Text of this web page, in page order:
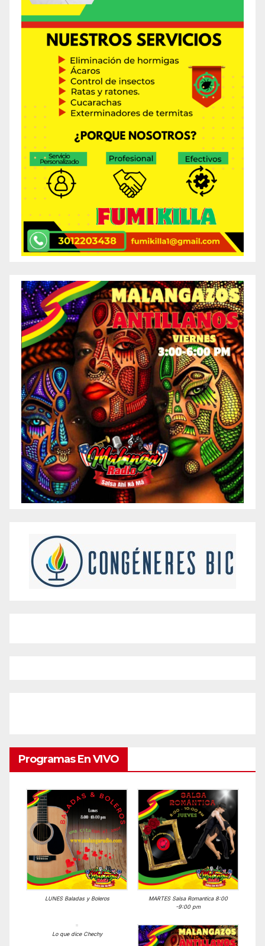
Programas En VIVO
LUNES Baladas y Boleros
MARTES Salsa Romantica 8:00
-9:00 pm
Lo que dice Chechy